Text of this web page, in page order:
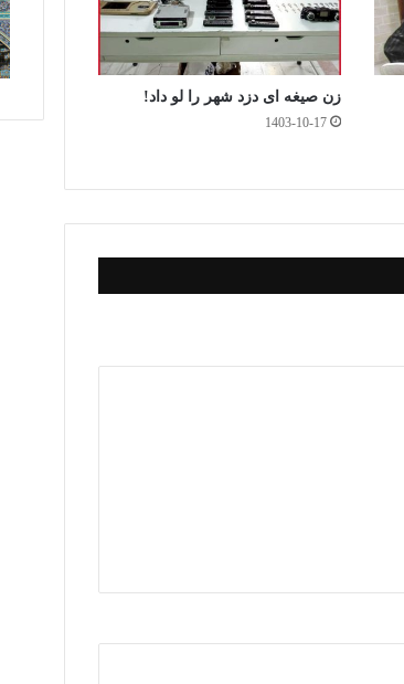
زن صیغه ای دزد شهر را لو داد!
1403-10-17